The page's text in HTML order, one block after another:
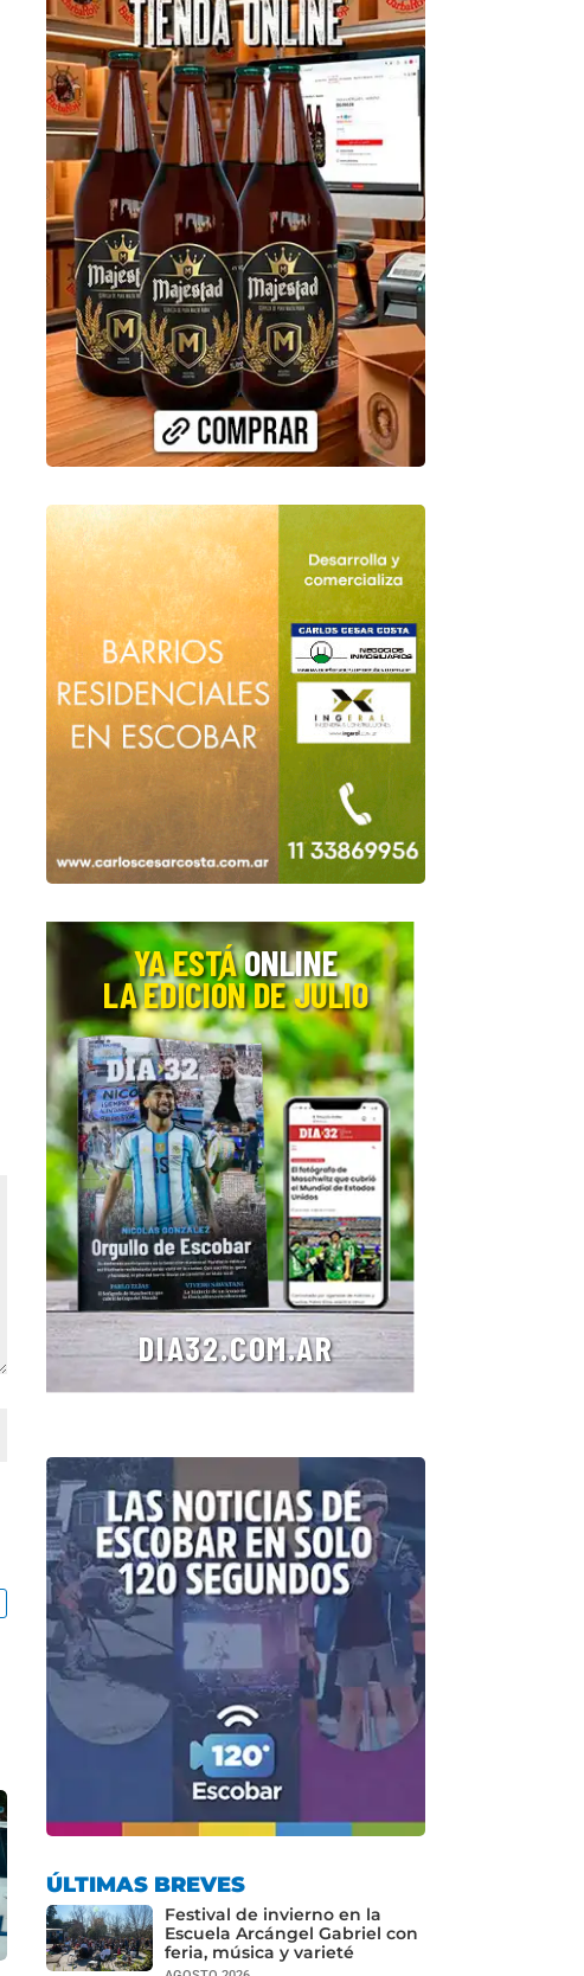
ÚLTIMAS BREVES
Festival de invierno en la
Escuela Arcángel Gabriel con
feria, música y varieté